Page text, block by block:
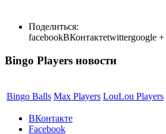
Поделиться:
facebookВКонтактеtwittergoogle +
Bingo Players новости
Bingo Balls Max Players LouLou Players
ВКонтакте
Facebook